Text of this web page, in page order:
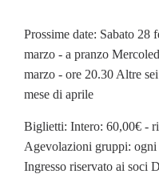
Prossime date: Sabato 28
marzo - a pranzo
marzo - ore 20.30 Altre
mese di aprile
Biglietti: Intero: 60,00€ -
Agevolazioni gruppi: ogni
Ingresso riservato ai soci